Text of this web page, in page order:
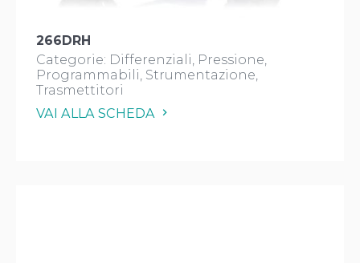
266DRH
Categorie: Differenziali Pressione
Programmabili Strumentazione
Trasmettitori
VAI ALLA SCHEDA